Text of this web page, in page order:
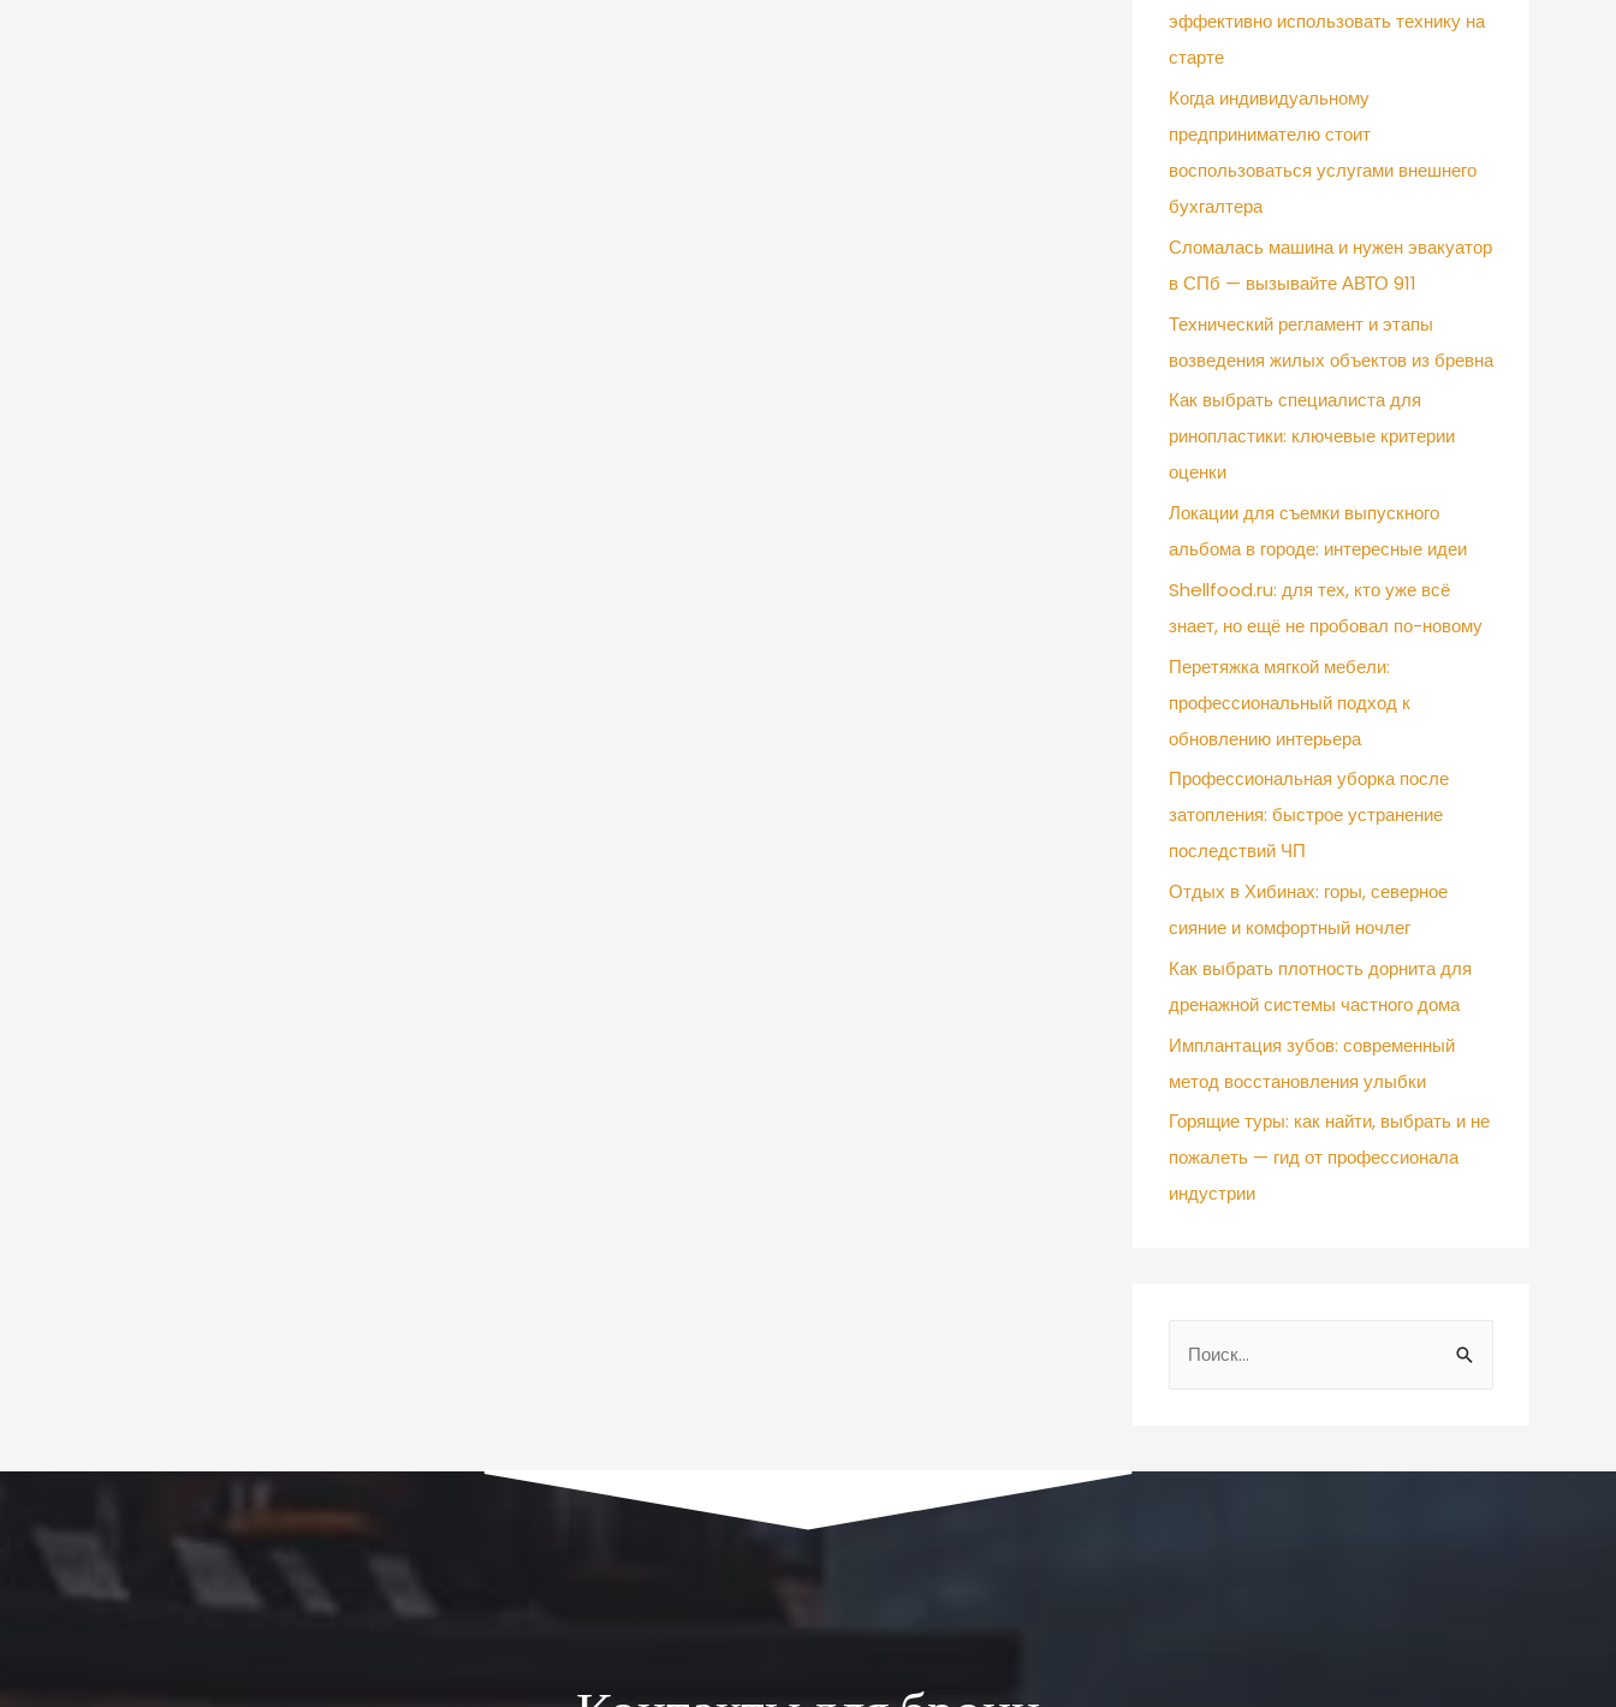
эффективно использовать технику на
старте
Когда индивидуальному
предпринимателю стоит
воспользоваться услугами внешнего
бухгалтера
Сломалась машина и нужен эвакуатор
в СПб — вызывайте АВТО 911
Технический регламент и этапы
возведения жилых объектов из бревна
Как выбрать специалиста для
ринопластики: ключевые критерии
оценки
Локации для съемки выпускного
альбома в городе: интересные идеи
Shellfood.ru: для тех, кто уже всё
знает, но ещё не пробовал по-новому
Перетяжка мягкой мебели:
профессиональный подход к
обновлению интерьера
Профессиональная уборка после
затопления: быстрое устранение
последствий ЧП
Отдых в Хибинах: горы, северное
сияние и комфортный ночлег
Как выбрать плотность дорнита для
дренажной системы частного дома
Имплантация зубов: современный
метод восстановления улыбки
Горящие туры: как найти, выбрать и не
пожалеть — гид от профессионала
индустрии